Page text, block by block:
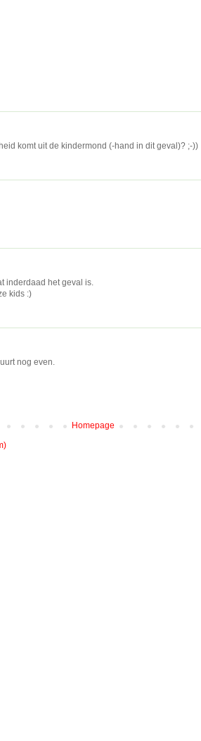
komt uit de kindermond (-hand in dit geval)? ;-))
inderdaad het geval is.
kids :)
nog even.
Homepage